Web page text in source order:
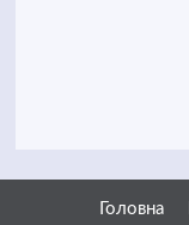
Головна